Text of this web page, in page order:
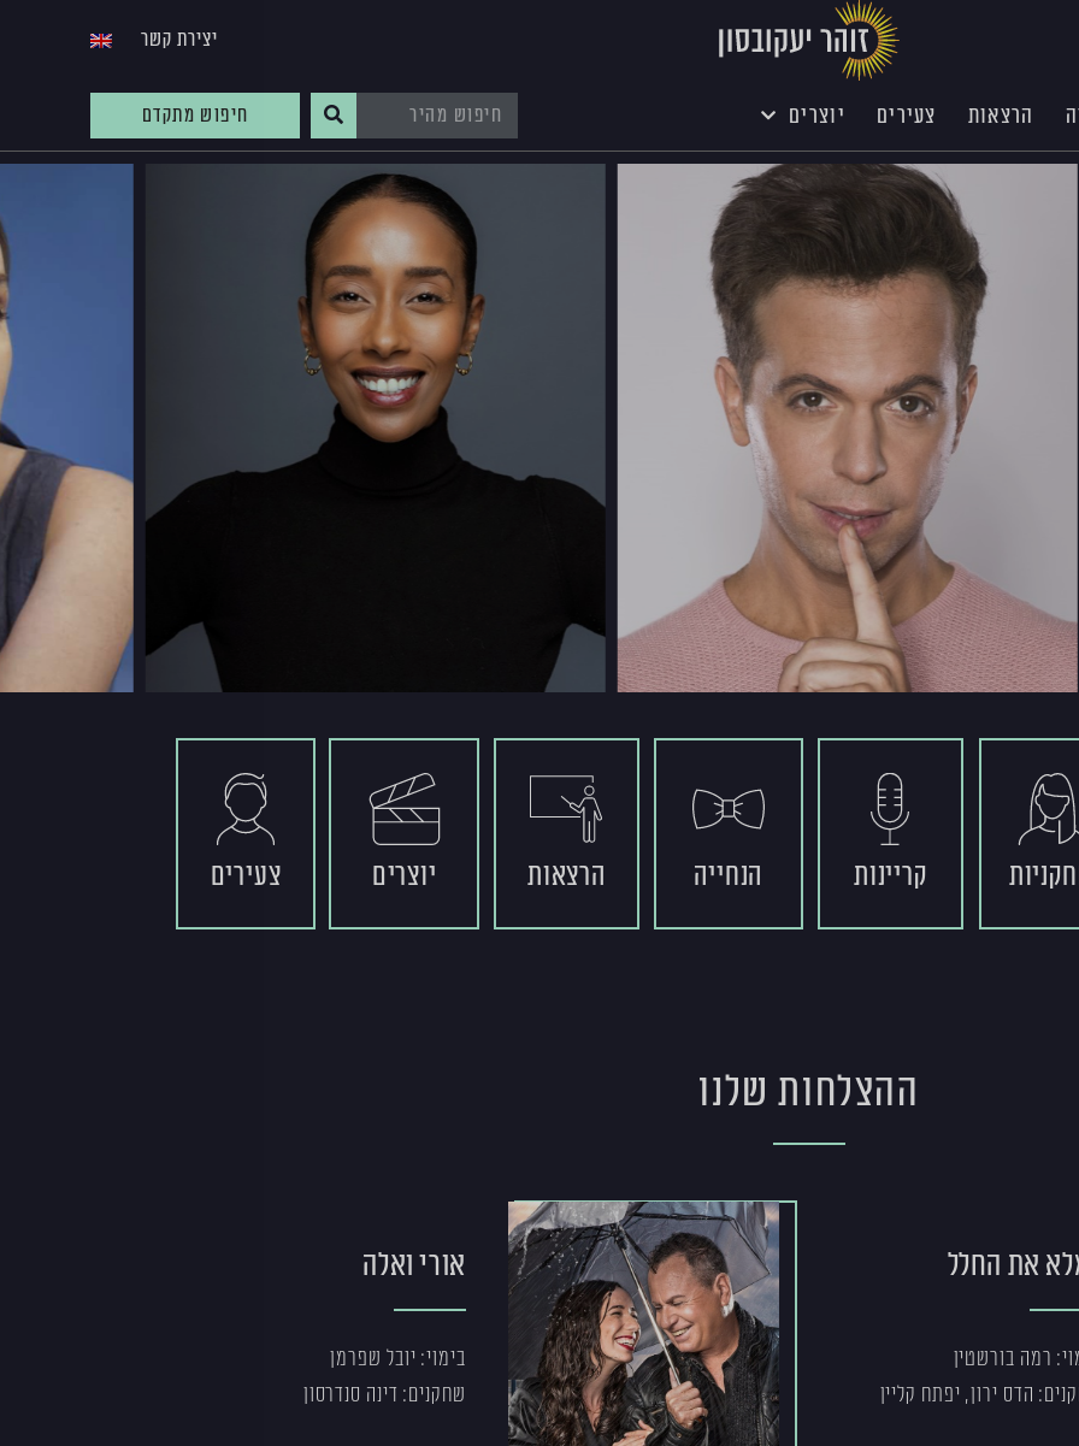
יצירת קשר
הרצאות צעירים יוצרים חיפוש מתקדם
קריינות הנחייה הרצאות יוצרים צעירים
ההצלחות שלנו
את החלל
רמה בורשטין
הדס ירון, יפתח קליין
אורי ואלה
בימוי: יובל שפרמן
שחקנים: דינה סנדרסון